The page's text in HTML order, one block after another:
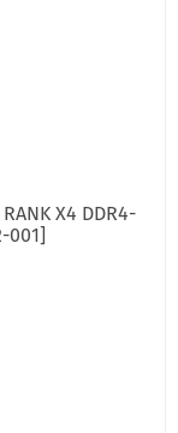
X4 DDR4-
001]